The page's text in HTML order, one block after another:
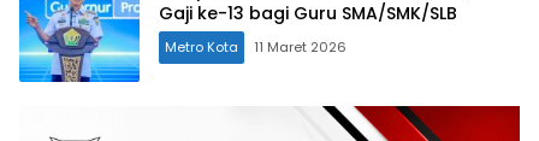
Gaji ke-13 bagi Guru SMA/SMK/SLB
Metro Kota 11 Maret 2026